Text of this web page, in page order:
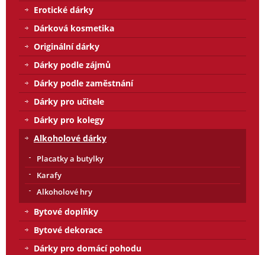
Erotické dárky
Dárková kosmetika
Originální dárky
Dárky podle zájmů
Dárky podle zaměstnání
Dárky pro učitele
Dárky pro kolegy
Alkoholové dárky
Placatky a butylky
Karafy
Alkoholové hry
Bytové doplňky
Bytové dekorace
Dárky pro domácí pohodu